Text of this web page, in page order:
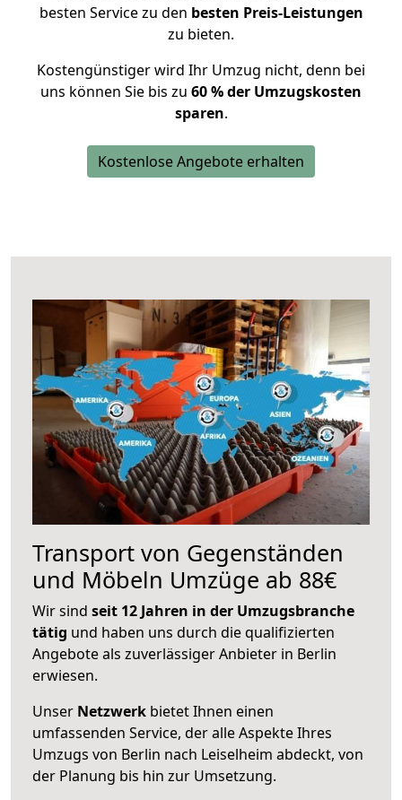
besten Service zu den besten Preis-Leistungen
zu bieten.
Kostengünstiger wird Ihr Umzug nicht, denn bei
uns können Sie bis zu 60 % der Umzugskosten
sparen.
Kostenlose Angebote erhalten
Transport von Gegenständen
und Möbeln Umzüge ab 88€
Wir sind seit 12 Jahren in der Umzugsbranche
tätig und haben uns durch die qualifizierten
Angebote als zuverlässiger Anbieter in Berlin
erwiesen.
Unser Netzwerk bietet Ihnen einen
umfassenden Service, der alle Aspekte Ihres
Umzugs von Berlin nach Leiselheim abdeckt, von
der Planung bis hin zur Umsetzung.